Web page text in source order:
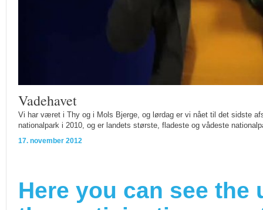
Vadehavet
Vi har været i Thy og i Mols Bjerge, og lørdag er vi nået til det sidste
nationalpark i 2010, og er landets største, fladeste og vådeste
17. november 2012
Here you can see